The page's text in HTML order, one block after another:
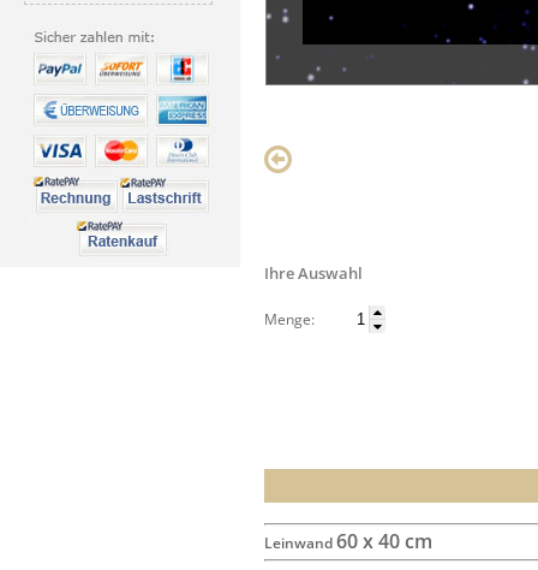
Ihre Auswahl
Menge:
Leinwand60 x 40 cm